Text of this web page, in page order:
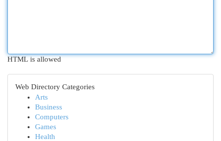
HTML is allowed
Web Directory Categories
Arts
Business
Computers
Games
Health